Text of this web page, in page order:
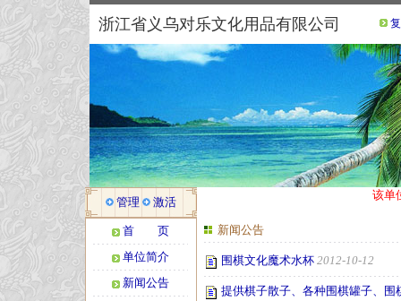
浙江省义乌对乐文化用品有限公司
管理 激活
首 页
单位简介
新闻公告
该单
新闻公告
围棋文化魔术水杯 2012-10-12
提供棋子散子、各种围棋罐子、围